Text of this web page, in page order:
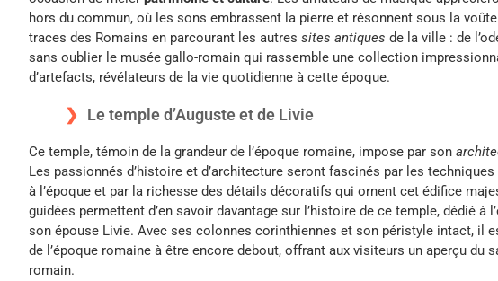
hors du commun, où les sons embrassent la pierre et résonnent sous la
traces des Romains en parcourant les autres sites antiques de la ville : de
sans oublier le musée gallo-romain qui rassemble une collection
d’artefacts, révélateurs de la vie quotidienne à cette époque.
Le temple d’Auguste et de Livie
Ce temple, témoin de la grandeur de l’époque romaine, impose par son
Les passionnés d’histoire et d’architecture seront fascinés par les
à l’époque et par la richesse des détails décoratifs qui ornent cet édifice
guidées permettent d’en savoir davantage sur l’histoire de ce temple, dédié à
son épouse Livie. Avec ses colonnes corinthiennes et son péristyle intact, il
de l’époque romaine à être encore debout, offrant aux visiteurs un aperçu du
romain.